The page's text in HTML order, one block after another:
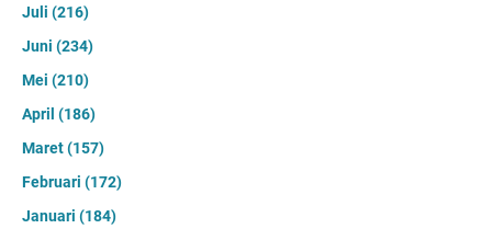
Juli (216)
Juni (234)
Mei (210)
April (186)
Maret(157)
Februari (172)
Januari (184)